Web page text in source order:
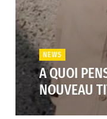
NEWS
A QUOI
NOUVEAU